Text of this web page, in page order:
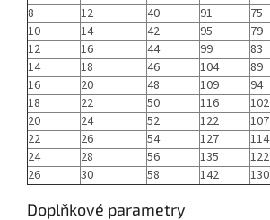
8
12 40 91 75
10
14 42 95 79
12
16 44 99 83
14
18 46 104 89
16
20 48 109 94
18
22 50 116 102
20
24 52 122 107
22
26 54 127 114
24
28 56 135 122
26
30 58 142 130
Doplňkové parametry